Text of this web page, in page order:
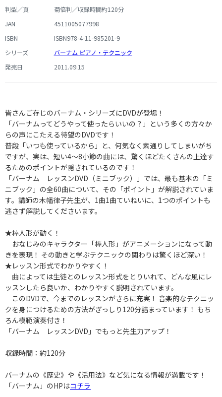
判型／頁
菊倍判／収録時間約120分
JAN
4511005077998
ISBN
ISBN978-4-11-985201-9
シリーズ
バーナム ピアノ・テクニック
発売日
2011.09.15
皆さんご存じのバーナム・シリーズにDVDが登場！
「バーナムってどうやって使ったらいいの？」という多くの方々か
らの声にこたえる待望のDVDです！
普段「いつも使っているから」と、何気なく素通りしてしまいがち
ですが、実は、短い4～8小節の曲には、驚くほどたくさんの上達す
るためのポイントが隠されているのです！
「バーナム レッスンDVD（ミニブック）」では、最も基本の「ミ
ニブック」の全60曲について、その「ポイント」が解説されていま
す。講師の木幡律子先生が、1曲1曲ていねいに、1つのポイントも
逃さず解説してくださいます。
★棒人形が動く！
おなじみのキャラクター「棒人形」がアニメーションになって動
きを表現！ その動きと学ぶテクニックの関わりは驚くほど深い！
★レッスン形式でわかりやすく！
曲によっては生徒とのレッスン形式をとりいれて、どんな風にレ
ッスンしたら良いか、わかりやすく説明されています。
このDVDで、今までのレッスンがさらに充実！ 音楽的なテクニッ
クを身につけるための方法がぎっしり120分詰まっています！ もち
ろん模範演奏付き！
「バーナム レッスンDVD」でもっと先生力アップ！
収録時間：約120分
バーナムの《歴史》や《活用法》など気になる情報が満載です！
「バーナム」のHPはコチラ